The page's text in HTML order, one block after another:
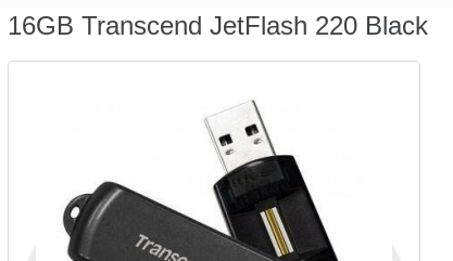
16GB Transcend JetFlash 220 Black